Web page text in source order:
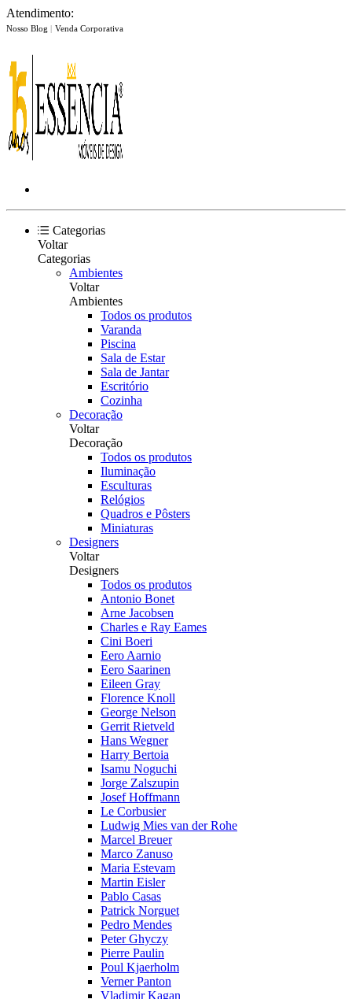
Atendimento:
Nosso Blog | Venda Corporativa
Categorias
Voltar
Categorias
Ambientes
Voltar
Ambientes
Todos os produtos
Varanda
Piscina
Sala de Estar
Sala de Jantar
Escritório
Cozinha
Decoração
Voltar
Decoração
Todos os produtos
Iluminação
Esculturas
Relógios
Quadros e Pôsters
Miniaturas
Designers
Voltar
Designers
Todos os produtos
Antonio Bonet
Arne Jacobsen
Charles e Ray Eames
Cini Boeri
Eero Aarnio
Eero Saarinen
Eileen Gray
Florence Knoll
George Nelson
Gerrit Rietveld
Hans Wegner
Harry Bertoia
Isamu Noguchi
Jorge Zalszupin
Josef Hoffmann
Le Corbusier
Ludwig Mies van der Rohe
Marcel Breuer
Marco Zanuso
Maria Estevam
Martin Eisler
Pablo Casas
Patrick Norguet
Pedro Mendes
Peter Ghyczy
Pierre Paulin
Poul Kjaerholm
Verner Panton
Vladimir Kagan